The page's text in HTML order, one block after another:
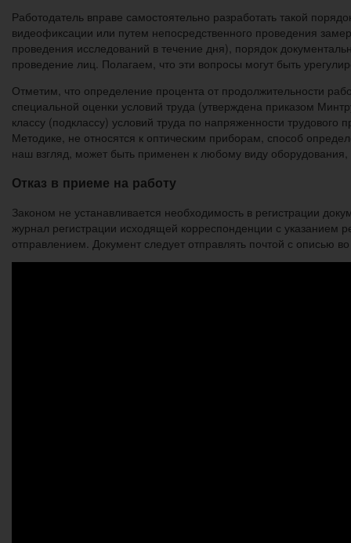
Работодатель вправе самостоятельно разработать такой
видеофиксации или путем непосредственного проведения
проведения исследований в течение дня), порядок
проведение лиц. Полагаем, что эти вопросы могут быть
Отметим, что определение процента от продолжительности
специальной оценки условий труда (утверждена приказом
классу (подклассу) условий труда по напряженности
Методике, не относятся к оптическим приборам, способ
наш взгляд, может быть применен к любому виду
Отказ в приеме на работу
Законом не устанавливается необходимость в регистрации
журнал регистрации исходящей корреспонденции с указанием
отправлением. Документ следует отправлять почтой с описью